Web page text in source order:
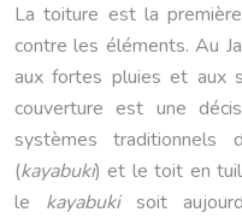
La toiture est la
contre les éléments. Au
aux fortes pluies et aux
couverture est une
systèmes
(kayabuki) et le toit en
le kayabukisoit